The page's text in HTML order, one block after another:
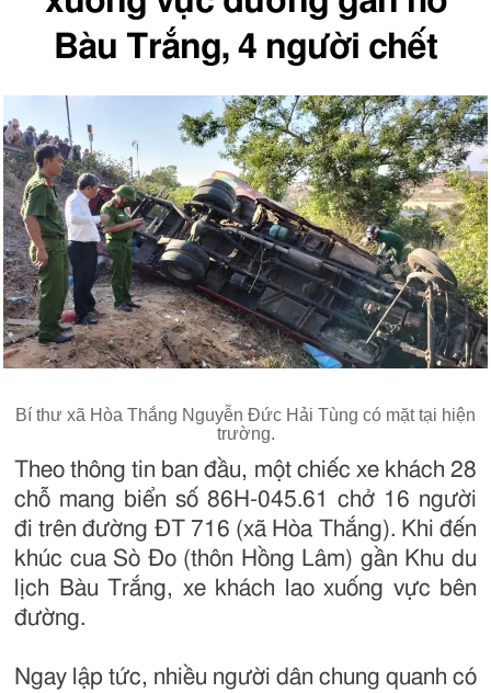
Bàu Trắng, 4 người chết
Bí thư xã Hòa Thắng Nguyễn Đức Hải Tùng có mặt tại hiện
trường.
Theo thông tin ban đầu, một chiếc xe khách 28
chỗ mang biển số 86H-045.61 chở 16 người
đi trên đường ĐT 716 (xã Hòa Thắng). Khi đến
khúc cua Sò Đo (thôn Hồng Lâm) gần Khu du
lịch Bàu Trắng, xe khách lao xuống vực bên
đường.
Ngay lập tức, nhiều người dân chung quanh có